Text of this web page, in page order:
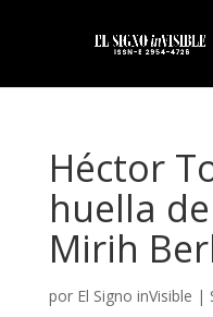
Héctor
huella
Mirih
por El Signo inVisible |